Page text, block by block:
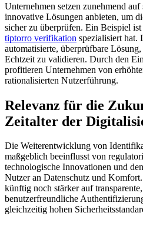
Unternehmen setzen zunehmend
innovative Lösungen anbieten, um
sicher zu überprüfen. Ein Beispiel
tiptorro verifikation spezialisiert hat.
automatisierte, überprüfbare
Echtzeit zu validieren. Durch den
profitieren Unternehmen von
rationalisierten Nutzerführung.
Relevanz für die
Zeitalter der
Die Weiterentwicklung von
maßgeblich beeinflusst von
technologische Innovationen und
Nutzer an Datenschutz und
künftig noch stärker auf
benutzerfreundliche
gleichzeitig hohen